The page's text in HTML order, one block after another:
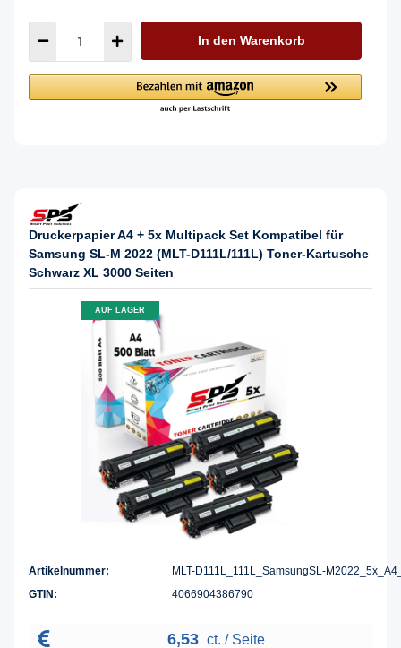
In den Warenkorb
Druckerpapier A4 + 5x Multipack Set Kompatibel für
Samsung SL-M 2022 (MLT-D111L/111L) Toner-Kartusche
Schwarz XL 3000 Seiten
AUF LAGER
Artikelnummer:
MLT-D111L_111L_SamsungSL-
GTIN:
4066904386790
6,53 ct. / Seite